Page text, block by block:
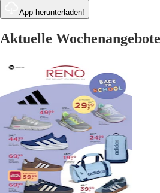
App herunterladen!
Aktuelle